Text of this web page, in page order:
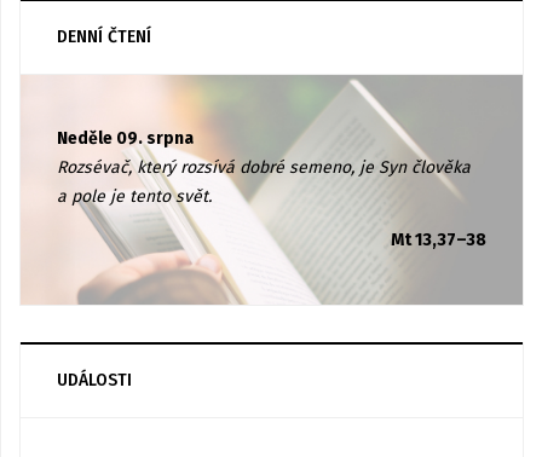
DENNÍ ČTENÍ
Neděle 09. srpna
Rozsévač, který rozsívá dobré semeno, je Syn člověka
a pole je tento svět.
Mt 13,37–38
UDÁLOSTI